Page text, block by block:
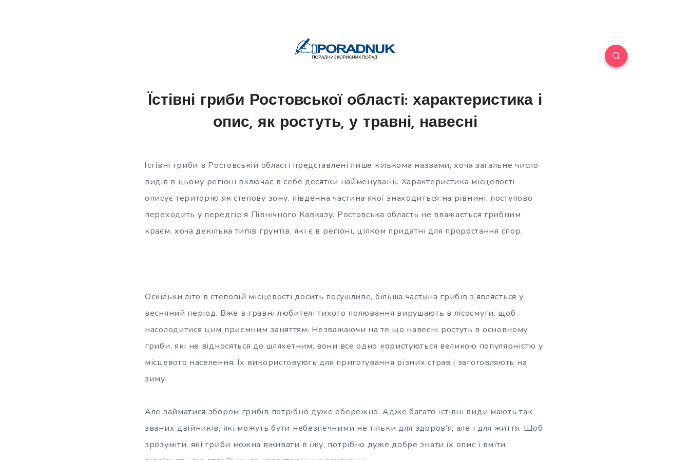
Їстівні гриби Ростовської області: характеристика і
опис, як ростуть, у травні, навесні
Їстівні гриби в Ростовській області представлені лише кількома назвами, хоча загальне число
видів в цьому регіоні включає в себе десятки найменувань. Характеристика місцевості
описує територію як степову зону, південна частина якої знаходиться на рівнині, поступово
переходить у передгір’я Північного Кавказу. Ростовська область не вважається грибним
краєм, хоча декілька типів грунтів, які є в регіоні, цілком придатні для проростання спор.
Оскільки літо в степовій місцевості досить посушливе, більша частина грибів з’являється у
весняний період. Вже в травні любителі тихого полювання вирушають в лісосмуги, щоб
насолодитися цим приємним заняттям. Незважаючи на те що навесні ростуть в основному
гриби, які не відносяться до шляхетним, вони все одно користуються великою популярністю у
місцевого населення. Їх використовують для приготування різних страв і заготовляють на
зиму.
Але займатися збором грибів потрібно дуже обережно. Адже багато їстівні види мають так
званих двійників, які можуть бути небезпечними не тільки для здоров’я, але і для життя. Щоб
зрозуміти, які гриби можна вживати в їжу, потрібно дуже добре знати їх опис і вміти